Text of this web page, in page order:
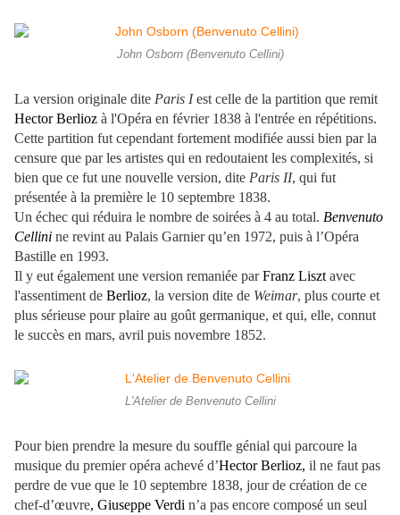
John Osborn (Benvenuto Cellini)
La version originale dite Paris Iest celle de la partition que remit
Hector Berlioz à l'Opéra en février 1838 à l'entrée en répétitions.
Cette partition fut cependant fortement modifiée aussi bien par la
censure que par les artistes qui en redoutaient les complexités, si
bien que ce fut une nouvelle version, dite Paris II, qui fut
présentée à la première le 10 septembre 1838.
Un échec qui réduira le nombre de soirées à 4 au total. Benvenuto
Cellini ne revint au Palais Garnier qu’en 1972, puis à l’Opéra
Bastille en 1993.
Il y eut également une version remaniée parFranz Liszt avec
l'assentiment de Berlioz, la version dite de Weimar, plus courte et
plus sérieuse pour plaire au goût germanique, et qui, elle, connut
le succès en mars, avril puis novembre 1852.
L'Atelier de Benvenuto Cellini
Pour bien prendre la mesure du souffle génial qui parcoure la
musique du premier opéra achevé d’Hector Berlioz, il ne faut pas
perdre de vue que le 10 septembre 1838, jour de création de ce
chef-d’œuvre, Giuseppe Verdi n’a pas encore composé un seul